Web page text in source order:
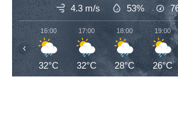
4.3 m/s 53%
16:00
32°C
17:00
32°C
18:00
28°C
19:00
26°C
‹